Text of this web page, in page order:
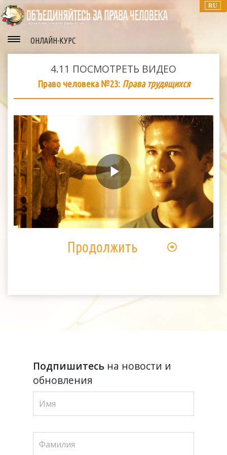
RU
ОНЛАЙН-КУРС
4.11 ПОСМОТРЕТЬ ВИДЕО
Право человека №23: Права трудящихся
Play
Video
Продолжить
Подпишитесьна новости и
обновления